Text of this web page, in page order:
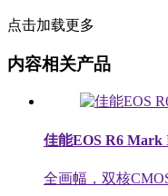
点击加载更多
内容相关产品
佳能EOS R6
全画幅，双核